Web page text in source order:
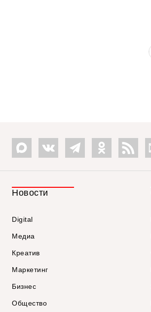
Новости
Digital
Медиа
Креатив
Маркетинг
Бизнес
Общество